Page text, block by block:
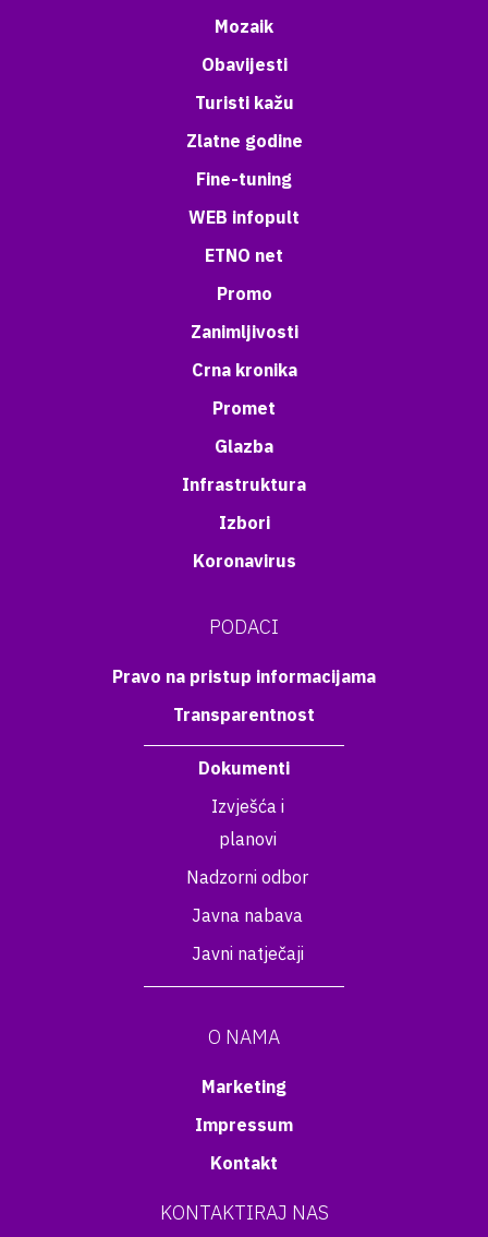
Mozaik
Obavijesti
Turisti kažu
Zlatne godine
Fine-tuning
WEB infopult
ETNO net
Promo
Zanimljivosti
Crna kronika
Promet
Glazba
Infrastruktura
Izbori
Koronavirus
PODACI
Pravo na pristup informacijama
Transparentnost
Dokumenti
Izvješća i
planovi
Nadzorni odbor
Javna nabava
Javni natječaji
O NAMA
Marketing
Impressum
Kontakt
KONTAKTIRAJ NAS